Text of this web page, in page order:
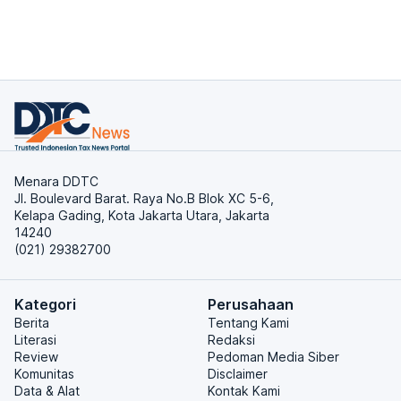
Menara DDTC
Jl. Boulevard Barat. Raya No.B Blok XC 5-6,
Kelapa Gading, Kota Jakarta Utara, Jakarta
14240
(021) 29382700
Kategori
Berita
Literasi
Review
Komunitas
Data & Alat
Perusahaan
Tentang Kami
Redaksi
Pedoman Media Siber
Disclaimer
Kontak Kami